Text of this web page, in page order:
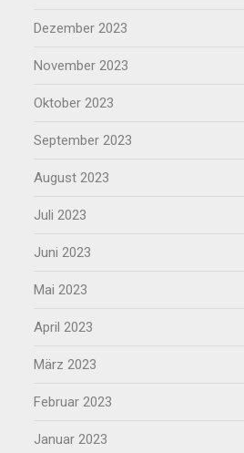
Dezember 2023
November 2023
Oktober 2023
September 2023
August 2023
Juli 2023
Juni 2023
Mai 2023
April 2023
März 2023
Februar 2023
Januar 2023